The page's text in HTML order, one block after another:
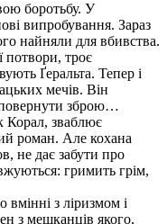
боротьбу. У
випробування. Зараз
найняли для вбивства.
потвори, троє
Ґеральта. Тепер і
мечів. Він
зброю…
Корал, зваблює
роман. Але кохана
не дає забути про
гримить грім,
з ліризмом і
з мешканців якого,